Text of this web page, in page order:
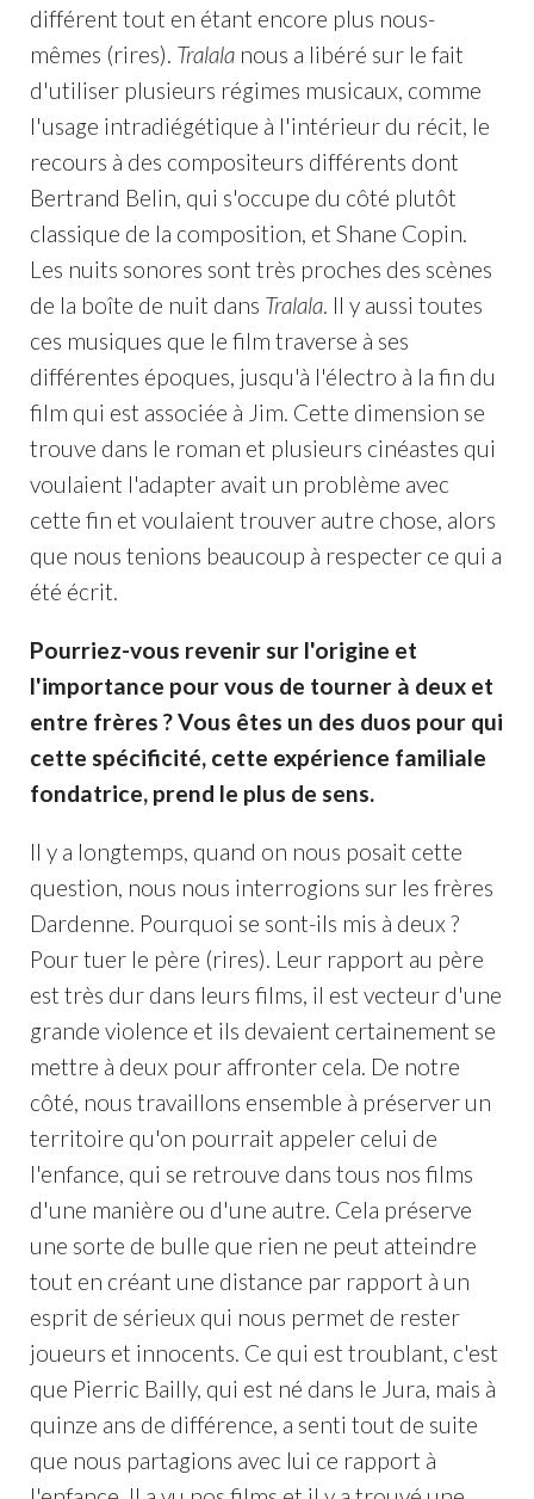
différent tout en étant encore plus nous-
mêmes (rires). Tralalanous a libéré sur le fait
d'utiliser plusieurs régimes musicaux, comme
l'usage intradiégétique à l'intérieur du récit, le
recours à des compositeurs différents dont
Bertrand Belin, qui s'occupe du côté plutôt
classique de la composition, et Shane Copin.
Les nuits sonores sont très proches des scènes
de la boîte de nuit dans Tralala. Il y aussi toutes
ces musiques que le film traverse à ses
différentes époques, jusqu'à l'électro à la fin du
film qui est associée à Jim. Cette dimension se
trouve dans le roman et plusieurs cinéastes qui
voulaient l'adapter avait un problème avec
cette fin et voulaient trouver autre chose, alors
que nous tenions beaucoup à respecter ce qui a
été écrit.
Pourriez-vous revenir sur l'origine et
l'importance pour vous de tourner à deux et
entre frères ? Vous êtes un des duos pour qui
cette spécificité, cette expérience familiale
fondatrice, prend le plus de sens.
Il y a longtemps, quand on nous posait cette
question, nous nous interrogions sur les frères
Dardenne. Pourquoi se sont-ils mis à deux ?
Pour tuer le père (rires). Leur rapport au père
est très dur dans leurs films, il est vecteur d'une
grande violence et ils devaient certainement se
mettre à deux pour affronter cela. De notre
côté, nous travaillons ensemble à préserver un
territoire qu'on pourrait appeler celui de
l'enfance, qui se retrouve dans tous nos films
d'une manière ou d'une autre. Cela préserve
une sorte de bulle que rien ne peut atteindre
tout en créant une distance par rapport à un
esprit de sérieux qui nous permet de rester
joueurs et innocents. Ce qui est troublant, c'est
que Pierric Bailly, qui est né dans le Jura, mais à
quinze ans de différence, a senti tout de suite
que nous partagions avec lui ce rapport à